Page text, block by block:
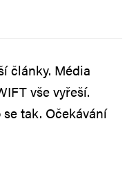
články. Média
vše vyřeší.
tak. Očekávání